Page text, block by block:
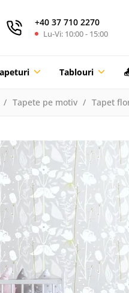
+40 37 710 2270
Lu-Vi: 10:00 - 15:00
Tablouri
Tapete pe motiv Tapet